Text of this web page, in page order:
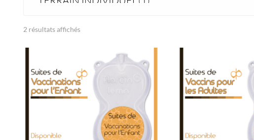
2 résultats affichés